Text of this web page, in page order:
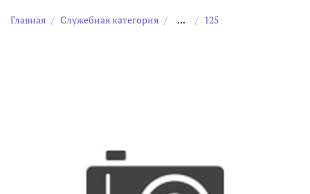
Главная Служебная категория ... 125